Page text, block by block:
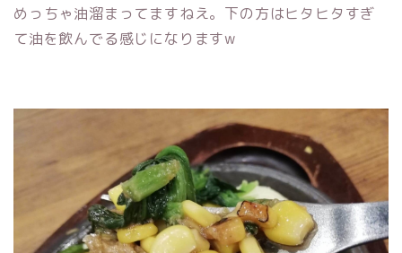
めっちゃ油溜まってますねえ。下の方はヒタヒタすぎ
て油を飲んでる感じになりますw